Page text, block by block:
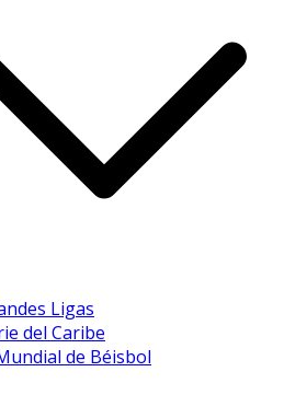
Ligas
del Caribe
de Béisbol